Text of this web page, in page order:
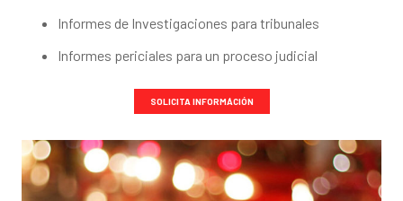
Informes de Investigaciones para tribunales
Informes periciales para un proceso judicial
SOLICITA INFORMÁCIÓN